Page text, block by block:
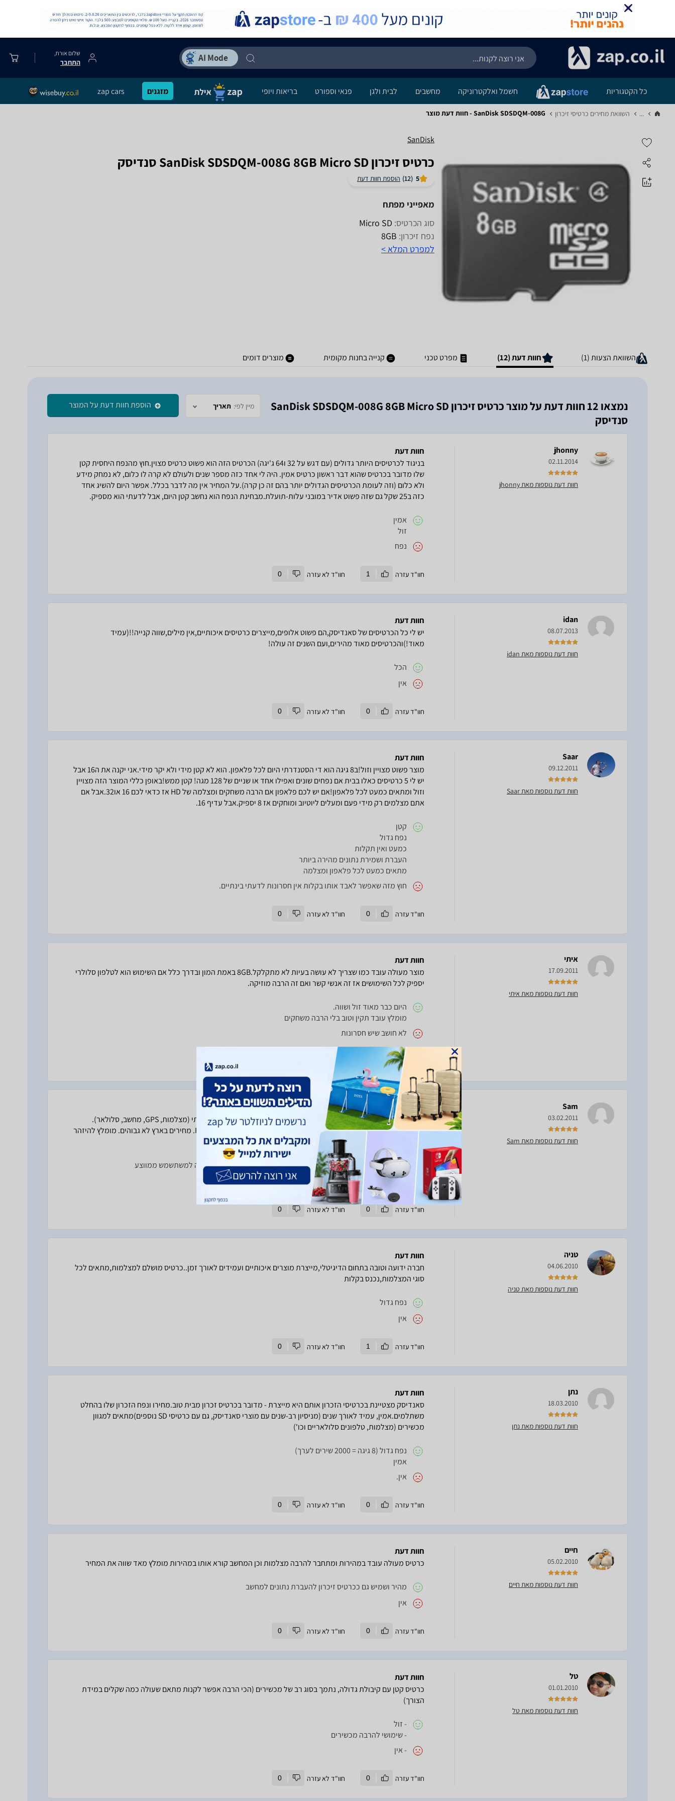
שלום אורח,
התחבר
כל הקטגוריות חשמל ואלקטרוניקה מחשבים לבית ולגן פנאי וספורט בריאות ויופי מזגנים zap cars
... השוואת מחירים כרטיסי זיכרון‏ SanDisk SDSDQM-008G - חוות דעת מוצר
SanDisk
כרטיס זיכרון SanDisk SDSDQM-008G 8GB Micro SD סנדיסק
5
(12) הוספת חוות דעת
מאפייני מפתח
סוג הכרטיס: Micro SD
נפח זיכרון: 8GB
למפרט המלא >
השוואת הצעות (1) חוות דעת (12) מפרט טכני קנייה בחנות מקומית מוצרים דומים
נמצאו 12 חוות דעת על מוצר כרטיס זיכרון SanDisk SDSDQM-008G 8GB Micro SD
סנדיסק
מיין לפי: תאריך הוספת חוות דעת על המוצר
jhonny
02.11.2014
חוות דעת נוספות מאת jhonny
חוות דעת
בניגוד לכרטיסים היותר גדולים (עם דגש על 32 ו64 ג'יגה) הכרטיס הזה הוא פשוט כרטיס מצוין.חוץ מהנפח היחסית קטן
שלו מדובר בכרטיס שהוא דבר ראשון כרטיס אמין. היה לי אחד כזה מספר שנים ולעולם לא קרה לו כלום, לא נמחק מידע
ולא כלום (וזה לעומת הכרטיסים הגדולים יותר בהם זה כן קרה).על המחיר אין מה לדבר בכלל. אפשר היום להשיג אחד
כזה ב25 שקל גם שזה פשוט אדיר במובני עלות-תועלת.מבחינת הנפח הוא נחשב קטן היום, אבל לדעתי הוא מספיק.
אמין
זול
נפח
חוו"ד עזרה 1 חוו"ד לא עזרה 0
idan
08.07.2013
חוות דעת נוספות מאת idan
חוות דעת
יש לי כל הכרטיסים של סאנדיסק,הם פשוט אלופים,מייצרים כרטיסים איכותיים,אין מילים,שווה קנייה!!(עמיד
מאוד!)והכרטיסים מאוד מהירים,ועם השנים זה עולה!
הכל
אין
חוו"ד עזרה 0 חוו"ד לא עזרה 0
Saar
09.12.2011
חוות דעת נוספות מאת Saar
חוות דעת
מוצר פשוט מצויין וזול!ב8 גיגה הוא די הסטנדרתי היום לכל פלאפון. הוא לא קטן מידי ולא יקר מידי.אני יקנה את ה16 אבל
יש לי 5 כרטיסים כאלו בבית אם נפחים שונים ואפילו אחד או שניים של 128 מגה! קטן ממש!באופן כללי המוצר הזה מצויין
וזול ומתאים כמעט לכל פלאפון!אם יש לכם פלאפון אם הרבה משחקים ומצלמה של HD אז כדאי לכם 16 או32.אבל אם
אתם מצלמים רק מידי פעם ומעלים ליוטיוב ומוחקים אז 8 יספיק.אבל עדיף 16.
קטן
נפח גדול
כמעט ואין תקלות
העברת ושמירת נתונים מהירה ביותר
מתאים כמעט לכל פלאפון ומצלמה
חוץ מזה שאפשר לאבד אותו בקלות אין חסרונות לדעתי בינתיים.
חוו"ד עזרה 0 חוו"ד לא עזרה 0
איתי
17.09.2011
חוות דעת נוספות מאת איתי
חוות דעת
מוצר מעולה עובד כמו שצריך לא עושה בעיות לא מתקלקל.8GB באמת המון ובדרך כלל אם השימוש הוא לטלפון סלולרי
יספיק לכל השימושים אז זה אנשי קשר ואם זה הרבה מוזיקה.
היום כבר מאוד זול ושווה.
מומלץ עובד תקין וטוב בלי הרבה משחקים
לא חושב שיש חסרונות
חוו"ד עזרה חוו"ד לא עזרה
Sam
03.02.2011
חוות דעת נוספות מאת Sam
חוות דעת
יש לי כמה כרטיסים, הכרטיס מהיר, עובד בלי בעיות עם מגוון מכשירים שברשותי (מצלמות, GPS, מחשב, סלולאר).
הכרטיס מחברה מעולה, חלוצה בתחומה ובעלת שם עולמי בייצור רכיבי FLASH. מחירים בארץ לא גבוהים. מומלץ להיזהר
מזיופים.
זיכרון במהירות גובהה - CLASS4 - מספיק למרבית הצרכים ומספק מענה למשתשמש ממווצע
לא מצאתי - הכרטיס עושה את מה שצריך לעשות וביעילות
חוו"ד עזרה 0 חוו"ד לא עזרה 0
טניה
04.06.2010
חוות דעת נוספות מאת טניה
חוות דעת
חברה ידועה וטובה בתחום הדיגיטלי,מייצרת מוצרים איכותיים ועמידים לאורך זמן..כרטיס מושלם למצלמות,מתאים לכל
סוגי המצלמות,נכנס בקלות
נפח גדול
אין
חוו"ד עזרה 1 חוו"ד לא עזרה 0
נתן
18.03.2010
חוות דעת נוספות מאת נתן
חוות דעת
סאנדיסק מצטיינת בכרטיסי הזכרון אותם היא מייצרת - מדובר בכרטיס זכרון מבית טוב.מחירו ונפח הזכרון שלו בהחלט
משתלמים.אמין, עמיד לאורך שנים (מניסיון רב-שנים עם מוצרי סאנדיסק, גם עם כרטיסי SD נוספים)מתאים למגוון
מכשירים (מצלמות, טלפונים סלולאריים וכו')
נפח גדול (8 גיגה = 2000 שירים לערך)
אמין
אין.
חוו"ד עזרה 0 חוו"ד לא עזרה 0
חיים
05.02.2010
חוות דעת נוספות מאת חיים
חוות דעת
כרטיס מעולה עובד במהירות ומתחבר להרבה מצלמות וכן המחשב קורא אותו במהירות מומלץ מאד שווה את המחיר
מהיר ושמיש גם ככרטיס זיכרון להעברת נתונים למחשב
אין
חוו"ד עזרה 0 חוו"ד לא עזרה 0
טל
01.01.2010
חוות דעת נוספות מאת טל
חוות דעת
כרטיס קטן עם קיבולת גדולה, נתמך בסוג רב של מכשירים (הכי הרבה אפשר לקנות מתאם שעולה כמה שקלים במידת
הצורך)
- זול
- שימושי להרבה מכשירים
- אין
חוו"ד עזרה 0 חוו"ד לא עזרה 0